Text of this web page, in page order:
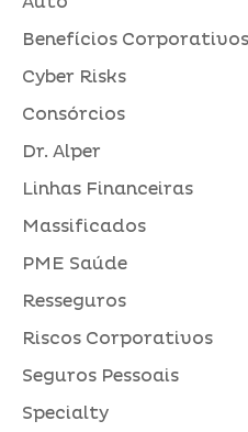
Benefícios
Cyber Risks
Consórcios
Dr. Alper
Linhas Financeiras
Massificados
PME Saúde
Resseguros
Riscos Corporativos
Seguros Pessoais
Specialty